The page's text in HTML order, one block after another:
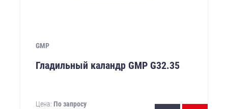
GMP
Гладильный каландр GMP G32.35
Цена: По запросу